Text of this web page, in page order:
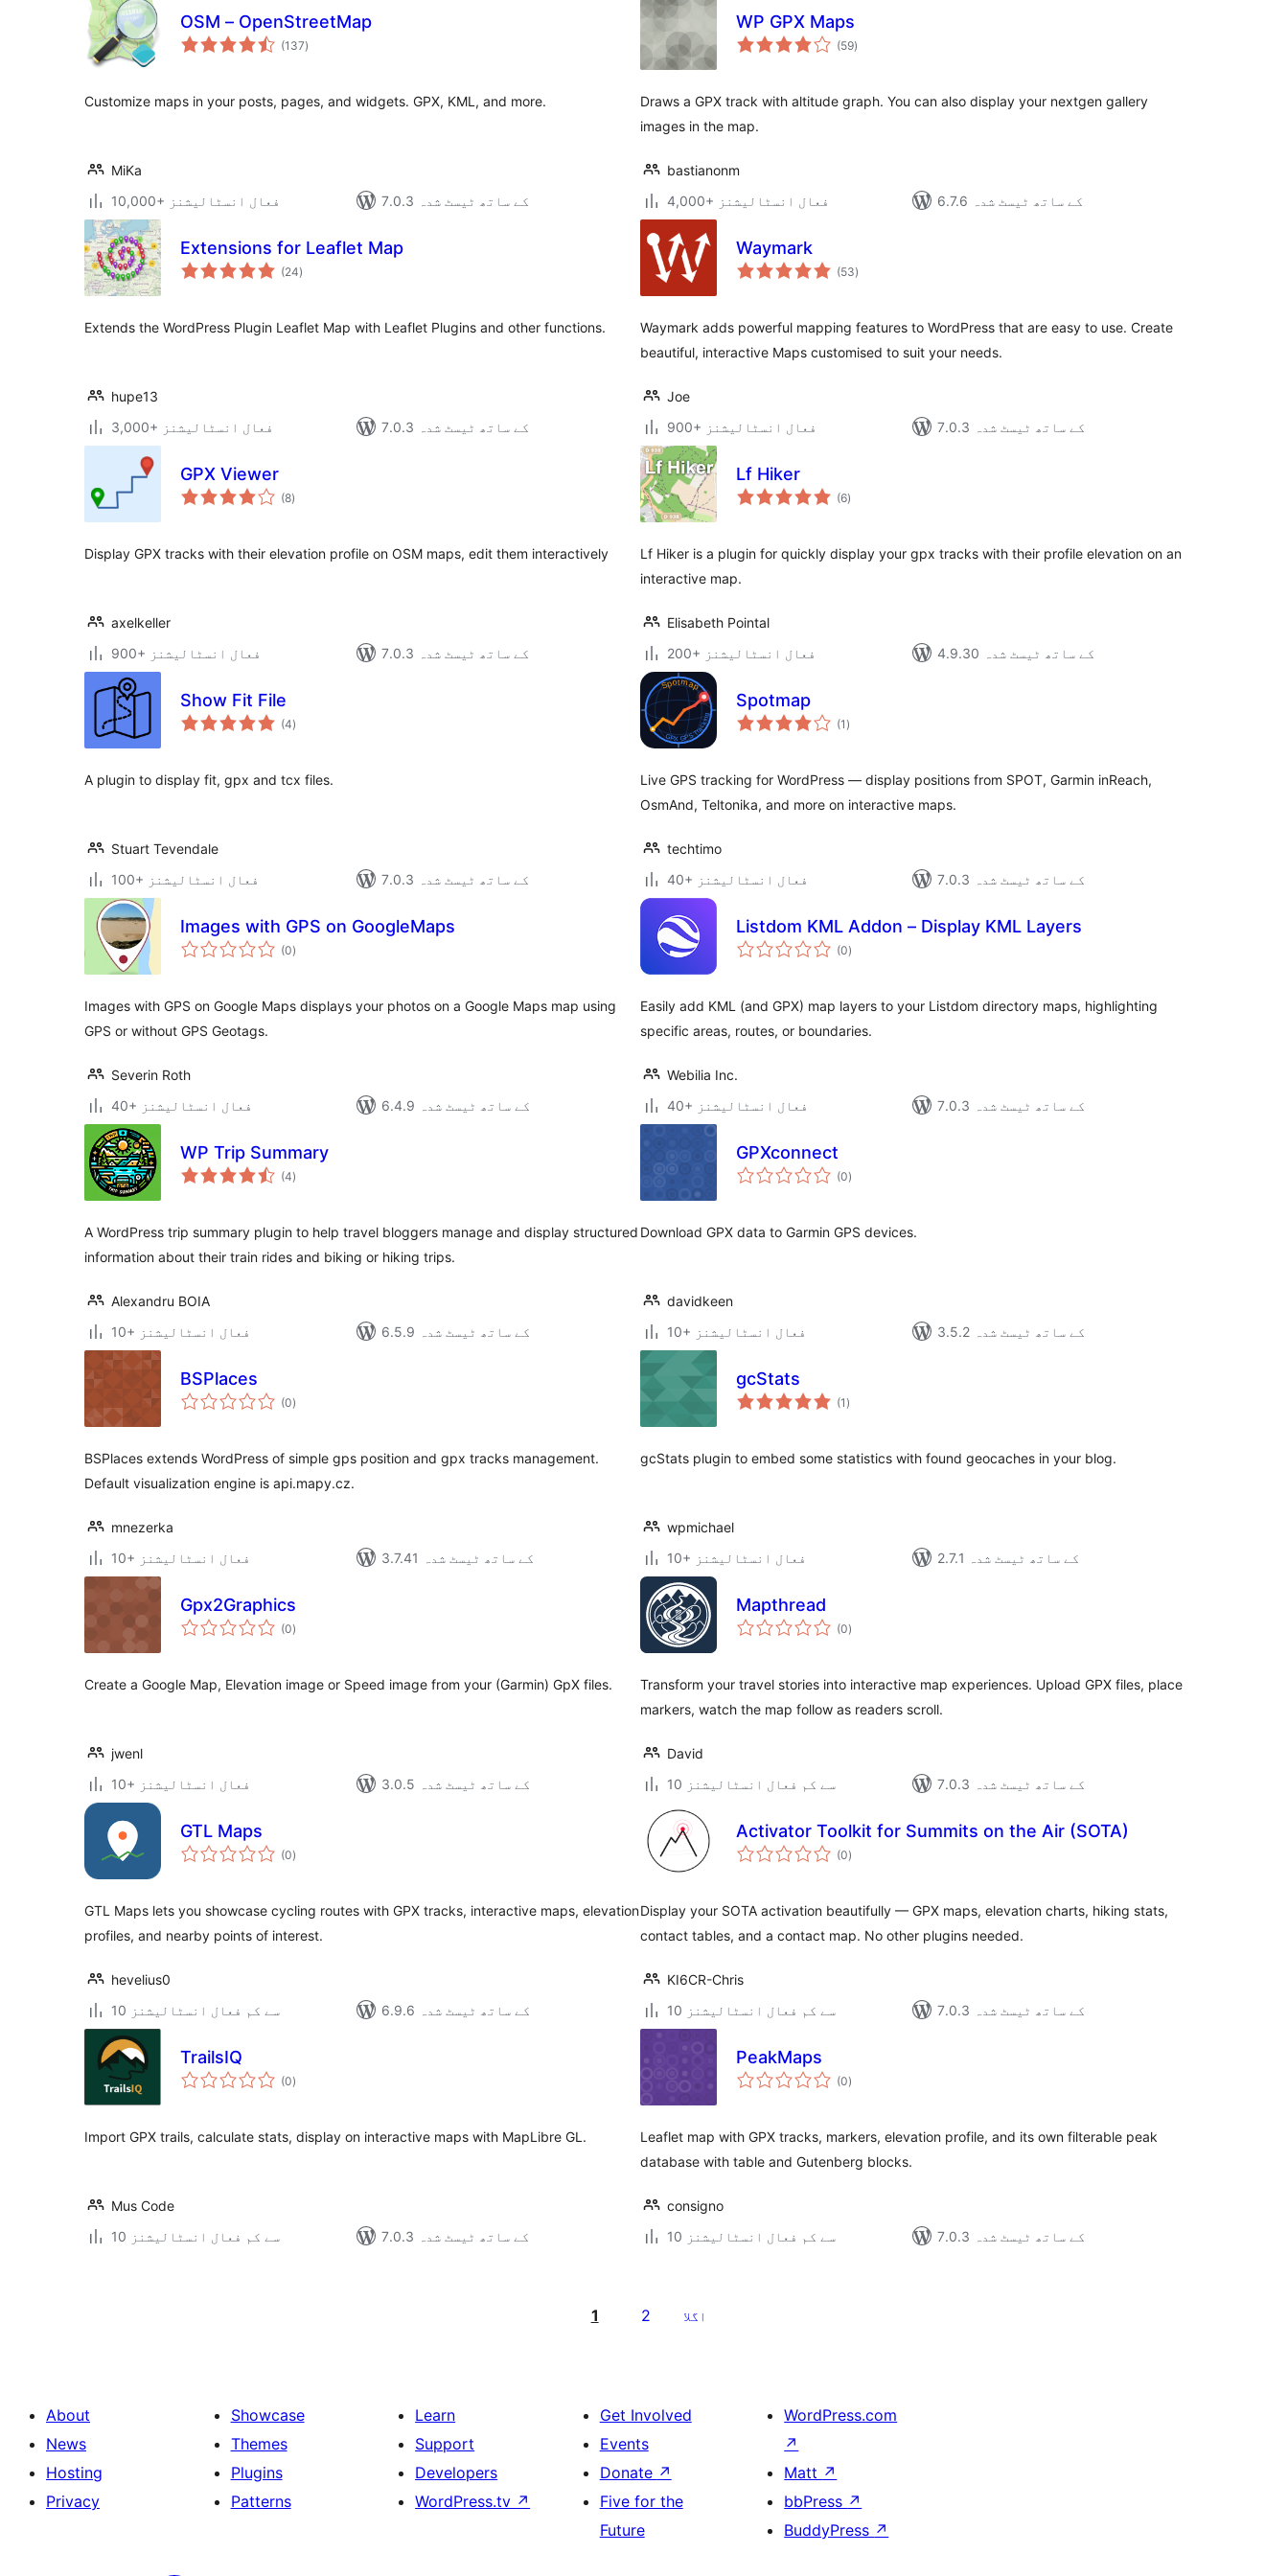
OSM – OpenStreetMap
(137مجموعی
درجہ
)
Customize maps in your posts, pages, and widgets. GPX, KML, and more.
MiKa
10,000+ فعال انسٹالیشنز
7.0.3 کے ساتھ ٹیسٹ شدہ
WP GPX Maps
(59مجموعی
درجہ
)
Draws a GPX track with altitude graph. You can also display your nextgen gallery
images in the map.
bastianonm
4,000+ فعال انسٹالیشنز
6.7.6 کے ساتھ ٹیسٹ شدہ
Extensions for Leaflet Map
(24مجموعی
درجہ
)
Extends the WordPress Plugin Leaflet Map with Leaflet Plugins and other functions.
hupe13
3,000+ فعال انسٹالیشنز
7.0.3 کے ساتھ ٹیسٹ شدہ
Waymark
(53مجموعی
درجہ
)
Waymark adds powerful mapping features to WordPress that are easy to use. Create
beautiful, interactive Maps customised to suit your needs.
Joe
900+ فعال انسٹالیشنز
7.0.3 کے ساتھ ٹیسٹ شدہ
GPX Viewer
(8مجموعی
درجہ
)
Display GPX tracks with their elevation profile on OSM maps, edit them interactively
axelkeller
900+ فعال انسٹالیشنز
7.0.3 کے ساتھ ٹیسٹ شدہ
Lf Hiker
(6مجموعی
درجہ
)
Lf Hiker is a plugin for quickly display your gpx tracks with their profile elevation on an
interactive map.
Elisabeth Pointal
200+ فعال انسٹالیشنز
4.9.30 کے ساتھ ٹیسٹ شدہ
Show Fit File
(4مجموعی
درجہ
)
A plugin to display fit, gpx and tcx files.
Stuart Tevendale
100+ فعال انسٹالیشنز
7.0.3 کے ساتھ ٹیسٹ شدہ
Spotmap
(1 مجموعی
درجہ
)
Live GPS tracking for WordPress — display positions from SPOT, Garmin inReach,
OsmAnd, Teltonika, and more on interactive maps.
techtimo
40+ فعال انسٹالیشنز
7.0.3 کے ساتھ ٹیسٹ شدہ
Images with GPS on GoogleMaps
(0مجموعی
درجہ
)
Images with GPS on Google Maps displays your photos on a Google Maps map using
GPS or without GPS Geotags.
Severin Roth
40+ فعال انسٹالیشنز
6.4.9 کے ساتھ ٹیسٹ شدہ
Listdom KML Addon – Display KML Layers
(0مجموعی
درجہ
)
Easily add KML (and GPX) map layers to your Listdom directory maps, highlighting
specific areas, routes, or boundaries.
Webilia Inc.
40+ فعال انسٹالیشنز
7.0.3 کے ساتھ ٹیسٹ شدہ
WP Trip Summary
(4مجموعی
درجہ
)
A WordPress trip summary plugin to help travel bloggers manage and display structured
information about their train rides and biking or hiking trips.
Alexandru BOIA
10+ فعال انسٹالیشنز
6.5.9 کے ساتھ ٹیسٹ شدہ
GPXconnect
(0مجموعی
درجہ
)
Download GPX data to Garmin GPS devices.
davidkeen
10+ فعال انسٹالیشنز
3.5.2 کے ساتھ ٹیسٹ شدہ
BSPlaces
(0مجموعی
درجہ
)
BSPlaces extends WordPress of simple gps position and gpx tracks management.
Default visualization engine is api.mapy.cz.
mnezerka
10+ فعال انسٹالیشنز
3.7.41 کے ساتھ ٹیسٹ شدہ
gcStats
(1 مجموعی
درجہ
)
gcStats plugin to embed some statistics with found geocaches in your blog.
wpmichael
10+ فعال انسٹالیشنز
2.7.1 کے ساتھ ٹیسٹ شدہ
Gpx2Graphics
(0مجموعی
درجہ
)
Create a Google Map, Elevation image or Speed image from your (Garmin) GpX files.
jwenl
10+ فعال انسٹالیشنز
3.0.5 کے ساتھ ٹیسٹ شدہ
Mapthread
(0مجموعی
درجہ
)
Transform your travel stories into interactive map experiences. Upload GPX files, place
markers, watch the map follow as readers scroll.
David
10 سے کم فعال انسٹالیشنز
7.0.3 کے ساتھ ٹیسٹ شدہ
GTL Maps
(0مجموعی
درجہ
)
GTL Maps lets you showcase cycling routes with GPX tracks, interactive maps, elevation
profiles, and nearby points of interest.
hevelius0
10 سے کم فعال انسٹالیشنز
6.9.6 کے ساتھ ٹیسٹ شدہ
Activator Toolkit for Summits on the Air (SOTA)
(0مجموعی
درجہ
)
Display your SOTA activation beautifully — GPX maps, elevation charts, hiking stats,
contact tables, and a contact map. No other plugins needed.
KI6CR-Chris
10 سے کم فعال انسٹالیشنز
7.0.3 کے ساتھ ٹیسٹ شدہ
TrailsIQ
(0مجموعی
درجہ
)
Import GPX trails, calculate stats, display on interactive maps with MapLibre GL.
Mus Code
10 سے کم فعال انسٹالیشنز
7.0.3 کے ساتھ ٹیسٹ شدہ
PeakMaps
(0مجموعی
درجہ
)
Leaflet map with GPX tracks, markers, elevation profile, and its own filterable peak
database with table and Gutenberg blocks.
consigno
10 سے کم فعال انسٹالیشنز
7.0.3 کے ساتھ ٹیسٹ شدہ
1 2 اگلا
About
News
Hosting
Privacy
Showcase
Themes
Plugins
Patterns
Learn
Support
Developers
WordPress.tv ↗
Get Involved
Events
Donate ↗
Five for the
Future
WordPress.com
↗
Matt ↗
bbPress ↗
BuddyPress ↗